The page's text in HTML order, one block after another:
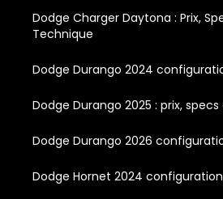
Dodge Charger Daytona : Prix,
Technique
Dodge Durango 2024
Dodge Durango 2025 : prix,
Dodge Durango 2026
Dodge Hornet 2024